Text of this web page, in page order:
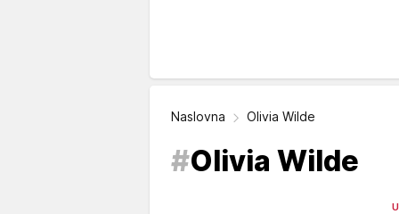
Naslovna Olivia Wilde
#Olivia Wilde